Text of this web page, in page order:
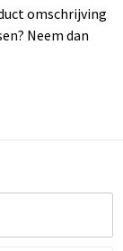
omschrijving
Neem dan